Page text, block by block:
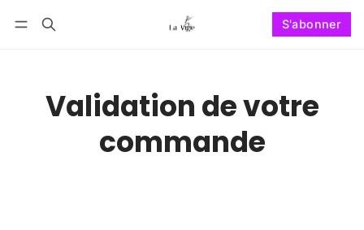
S'abonner
Validation de votre
commande